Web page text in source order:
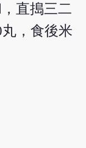
直搗三二
，食後米